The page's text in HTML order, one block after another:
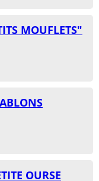
MOUFLETS"
OURSE